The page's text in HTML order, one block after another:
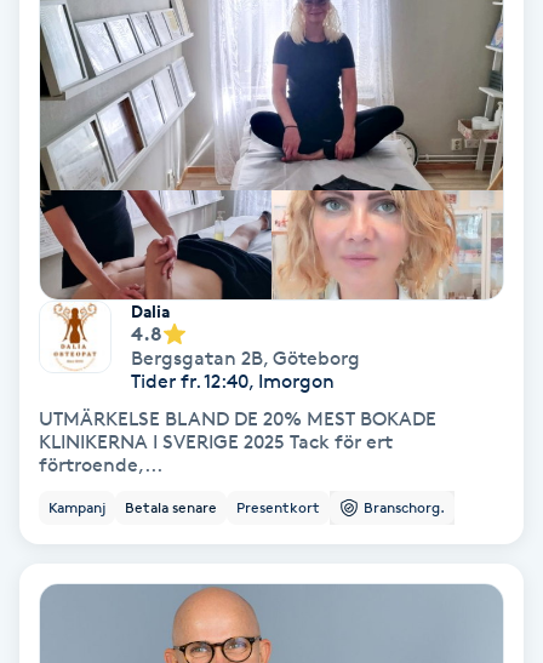
Brynfärgning
Brynplockning
Bröllopsuppsättning
Celluliter
Coachning
Color correction
Damklippning
Dalia
4.8
Bergsgatan 2B, Göteborg
Tider fr. 12:40, Imorgon
UTMÄRKELSE BLAND DE 20% MEST BOKADE
KLINIKERNA I SVERIGE 2025 Tack för ert
förtroende,...
Kampanj Betala senare Presentkort Branschorg.